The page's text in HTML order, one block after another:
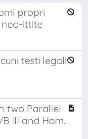
propri
neo-ittite
testi legali
two Parallel
III and Hom.